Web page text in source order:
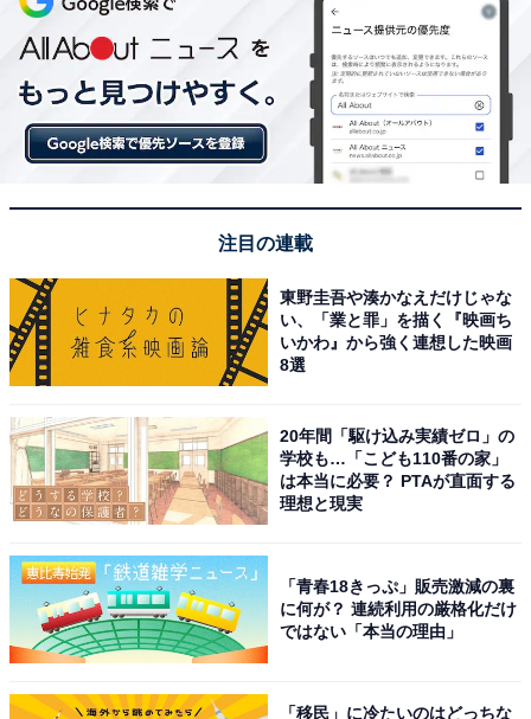
注目の連載
東野圭吾や湊かなえだけじゃな
い、「業と罪」を描く『映画ち
いかわ』から強く連想した映画
8選
20年間「駆け込み実績ゼロ」の
学校も…「こども110番の家」
は本当に必要？ PTAが直面する
理想と現実
「青春18きっぷ」販売激減の裏
に何が？ 連続利用の厳格化だけ
ではない「本当の理由」
「移民」に冷たいのはどっちな